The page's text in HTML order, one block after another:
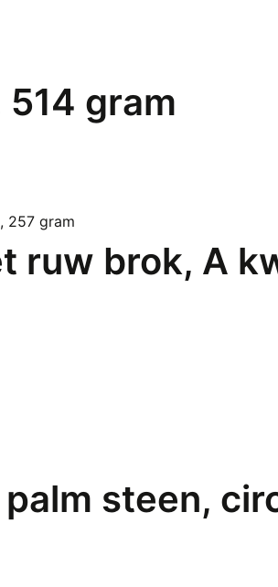
gram
ruw brok, A
steen,